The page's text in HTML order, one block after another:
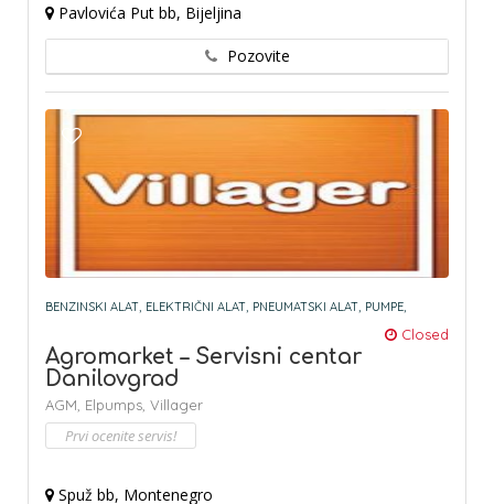
Pavlovića Put bb, Bijeljina
Pozovite
BENZINSKI ALAT, ELEKTRIČNI ALAT, PNEUMATSKI ALAT, PUMPE,
Closed
Agromarket – Servisni centar
Danilovgrad
AGM, Elpumps, Villager
Prvi ocenite servis!
Spuž bb, Montenegro